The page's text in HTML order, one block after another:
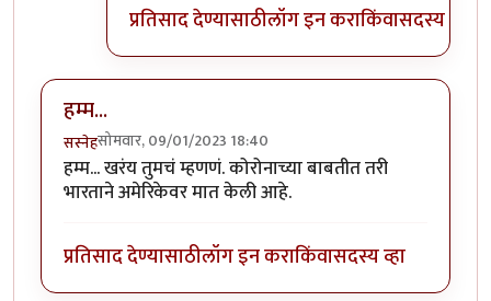
प्रतिसाद देण्यासाठीलॉग इन कराकिंवासदस्य व्हा
हम्म...
सस्नेहसोमवार, 09/01/2023 18:40
हम्म... खरंय तुमचं म्हणणं. कोरोनाच्या बाबतीत तरी
भारताने अमेरिकेवर मात केली आहे.
प्रतिसाद देण्यासाठीलॉग इन कराकिंवासदस्य व्हा